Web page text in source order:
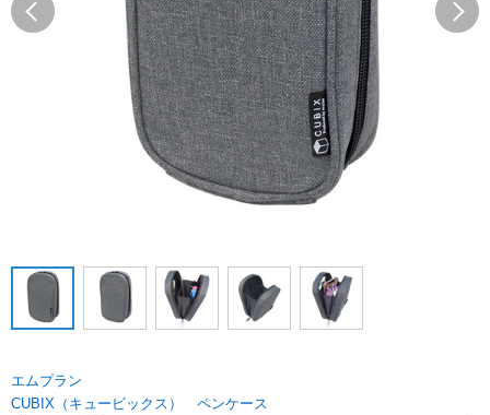
エムプラン
CUBIX（キュービックス） ペンケース